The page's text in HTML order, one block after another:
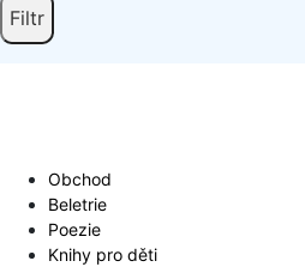
Filtr
Obchod
Beletrie
Poezie
Knihy pro děti